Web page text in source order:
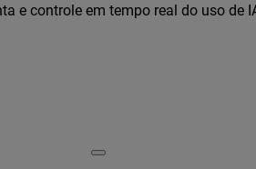
e controle em tempo real do uso de